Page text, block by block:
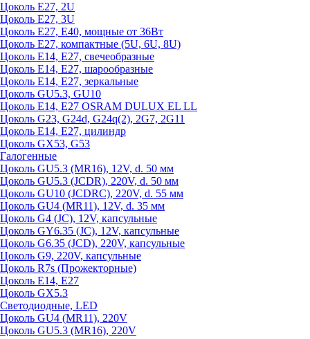
Цоколь Е27, 2U
Цоколь Е27, 3U
Цоколь Е27, Е40, мощные от 36Вт
Цоколь Е27, компактные (5U, 6U, 8U)
Цоколь Е14, Е27, свечеобразные
Цоколь Е14, Е27, шарообразные
Цоколь Е14, Е27, зеркальные
Цоколь GU5.3, GU10
Цоколь Е14, Е27 OSRAM DULUX EL LL
Цоколь G23, G24d, G24q(2), 2G7, 2G11
Цоколь Е14, Е27, цилиндр
Цоколь GX53, G53
Галогенные
Цоколь GU5.3 (MR16), 12V, d. 50 мм
Цоколь GU5.3 (JCDR), 220V, d. 50 мм
Цоколь GU10 (JCDRC), 220V, d. 55 мм
Цоколь GU4 (MR11), 12V, d. 35 мм
Цоколь G4 (JC), 12V, капсульные
Цоколь GY6.35 (JC), 12V, капсульные
Цоколь G6.35 (JCD), 220V, капсульные
Цоколь G9, 220V, капсульные
Цоколь R7s (Прожекторные)
Цоколь E14, E27
Цоколь GX5.3
Светодиодные, LED
Цоколь GU4 (MR11), 220V
Цоколь GU5.3 (MR16), 220V